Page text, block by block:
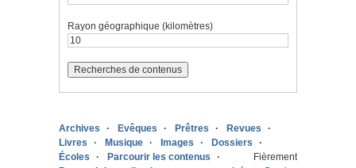
Rayon géographique (kilomètres)
Archives Evêques Prêtres
Revues
Livres
Musique Images
Dossiers
Écoles
Parcourir les contenus
Fièrement